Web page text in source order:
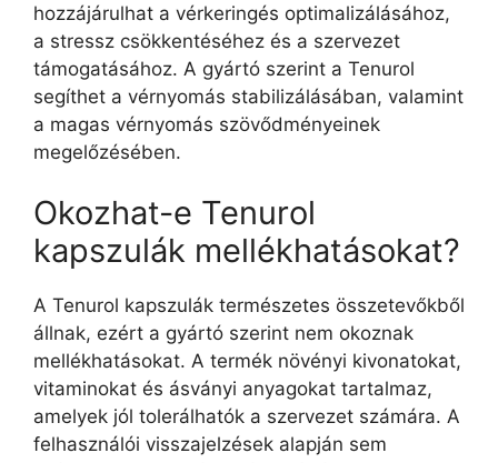
hozzájárulhat a vérkeringés optimalizálásához,
a stressz csökkentéséhez és a szervezet
támogatásához. A gyártó szerint a Tenurol
segíthet a vérnyomás stabilizálásában, valamint
a magas vérnyomás szövődményeinek
megelőzésében.
Okozhat-e Tenurol
kapszulák mellékhatásokat?
A Tenurol kapszulák természetes összetevőkből
állnak, ezért a gyártó szerint nem okoznak
mellékhatásokat. A termék növényi kivonatokat,
vitaminokat és ásványi anyagokat tartalmaz,
amelyek jól tolerálhatók a szervezet számára. A
felhasználói visszajelzések alapján sem